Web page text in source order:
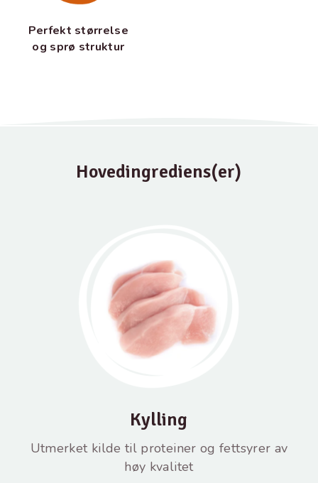
Perfekt størrelse
og sprø struktur
Hovedingrediens(er)
Kylling
Utmerket kilde til proteiner og fettsyrer av
høy kvalitet